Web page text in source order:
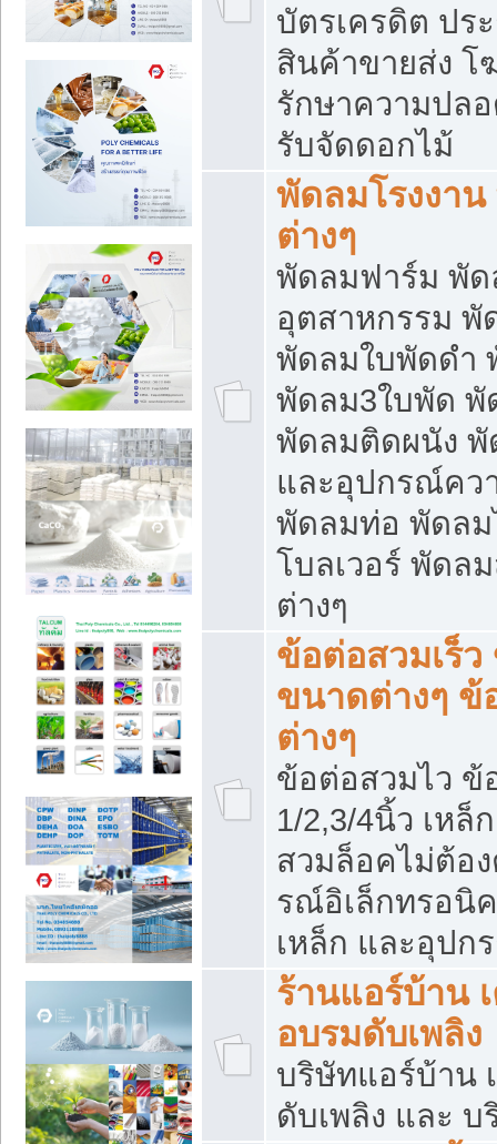
บัตรเครดิต ปร
สินค้าขายส่ง
รักษาความปล
รับจัดดอกไม้
พัดลมโรงงา
ต่างๆ
พัดลมฟาร์ม พัด
อุตสาหกรรม
พัดลมใบพัดดำ
พัดลม3ใบพัด พั
พัดลมติดผนัง
และอุปกรณ์คว
พัดลมท่อ พัดลม
โบลเวอร์ พัดล
ต่างๆ
ข้อต่อสวมเร็
ขนาดต่างๆ ข้
ต่างๆ
ข้อต่อสวมไว ข้
1/2,3/4นิ้ว เหล็
สวมล็อคไม่ต้อ
รณ์อิเล็กทรอนิ
เหล็ก และอุปก
ร้านแอร์บ้าน
อบรมดับเพลิง
บริษัทแอร์บ้าน
ดับเพลิง และ